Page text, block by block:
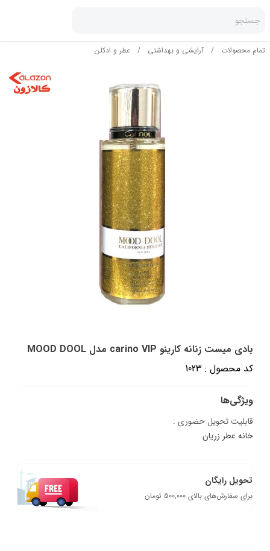
جستجو
تمام محصولات / آرایشی و بهداشتی / عطر و ادکلن
بادی میست زنانه کارینو carino VIP مدل MOOD DOOL
کد محصول : 1023
ویژگی‌ها
قابلیت تحویل حضوری :
خانه عطر زریان
تحویل رایگان
برای سفارش‌های بالای 500,000 تومان